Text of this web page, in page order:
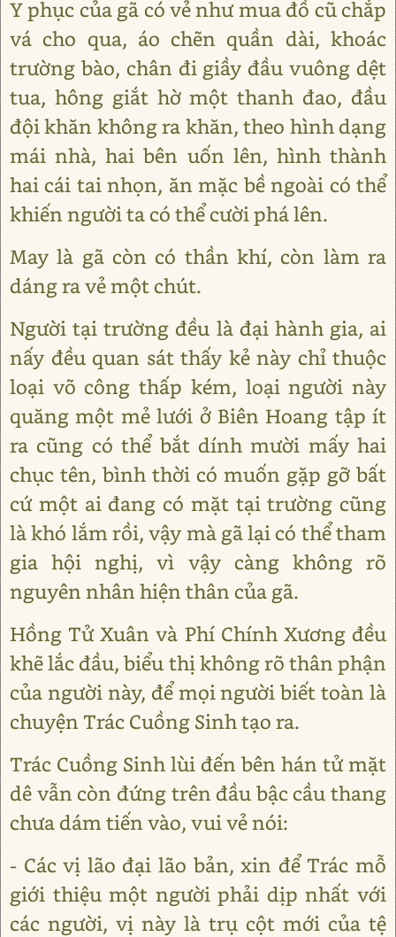
Y phục của gã có vẻ như mua đồ cũ chắp
vá cho qua, áo chẽn quần dài, khoác
trường bào, chân đi giầy đầu vuông dệt
tua, hông giắt hờ một thanh đao, đầu
đội khăn không ra khăn, theo hình dạng
mái nhà, hai bên uốn lên, hình thành
hai cái tai nhọn, ăn mặc bề ngoài có thể
khiến người ta có thể cười phá lên.
May là gã còn có thần khí, còn làm ra
dáng ra vẻ một chút.
Người tại trường đều là đại hành gia, ai
nấy đều quan sát thấy kẻ này chỉ thuộc
loại võ công thấp kém, loại người này
quăng một mẻ lưới ở Biên Hoang tập ít
ra cũng có thể bắt dính mười mấy hai
chục tên, bình thời có muốn gặp gỡ bất
cứ một ai đang có mặt tại trường cũng
là khó lắm rồi, vậy mà gã lại có thể tham
gia hội nghị, vì vậy càng không rõ
nguyên nhân hiện thân của gã.
Hồng Tử Xuân và Phí Chính Xương đều
khẽ lắc đầu, biểu thị không rõ thân phận
của người này, để mọi người biết toàn là
chuyện Trác Cuồng Sinh tạo ra.
Trác Cuồng Sinh lùi đến bên hán tử mặt
dê vẫn còn đứng trên đầu bậc cầu thang
chưa dám tiến vào, vui vẻ nói:
- Các vị lão đại lão bản, xin để Trác mỗ
giới thiệu một người phải dịp nhất với
các người, vị này là trụ cột mới của tệ